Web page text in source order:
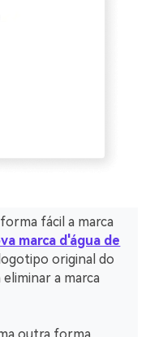
fácil a marca
marca d'água de
original do
a marca